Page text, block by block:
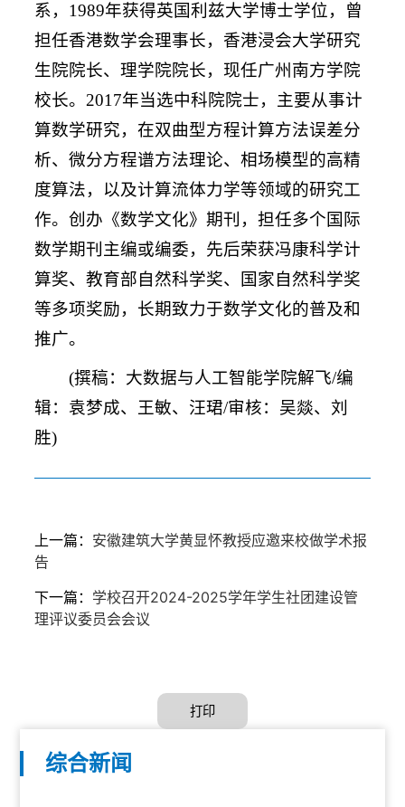
系，1989年获得英国利兹大学博士学位，曾
担任香港数学会理事长，香港浸会大学研究
生院院长、理学院院长，现任广州南方学院
校长。2017年当选中科院院士， 主要从事计
算数学研究，在双曲型方程计算方法误差分
析、微分方程谱方法理论、相场模型的高精
度算法，以及计算流体力学等领域的研究工
作。创办《数学文化》期刊，担任多个国际
数学期刊主编或编委，先后荣获冯康科学计
算奖、教育部自然科学奖、国家自然科学奖
等多项奖励，长期致力于数学文化的普及和
推广。
(撰稿：大数据与人工智能学院解飞/编
辑：袁梦成、王敏、汪珺/审核：吴燚、刘
胜)
上一篇： 安徽建筑大学黄显怀教授应邀来校做学术报
告
下一篇： 学校召开2024-2025学年学生社团建设管
理评议委员会会议
打印
综合新闻